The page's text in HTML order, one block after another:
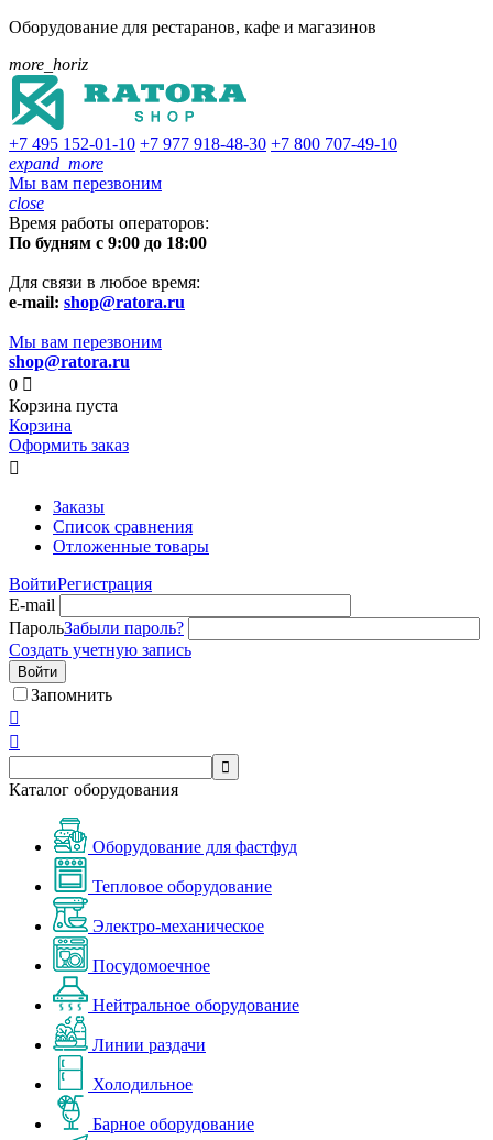
Оборудование для рестаранов, кафе и магазинов
more_horiz
+7 495 152-01-10 +7 977 918-48-30 +7 800 707-49-10
expand_more
Мы вам перезвоним
close
Время работы операторов:
По будням с 9:00 до 18:00
Для связи в любое время:
e-mail: shop@ratora.ru
Мы вам перезвоним
shop@ratora.ru
0 
Корзина пуста
Корзина
Оформить заказ

Заказы
Список сравнения
Отложенные товары
ВойтиРегистрация
E-mail
ПарольЗабыли пароль?
Создать учетную запись
Войти
Запомнить



Каталог оборудования
Оборудование для фастфуд
Тепловое оборудование
Электро-механическое
Посудомоечное
Нейтральное оборудование
Линии раздачи
Холодильное
Барное оборудование